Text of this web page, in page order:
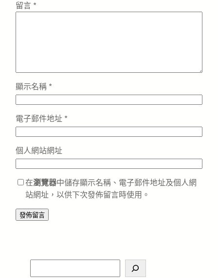
留言 *
顯示名稱 *
電子郵件地址 *
個人網站網址
在瀏覽器中儲存顯示名稱、電子郵件地址及個人網
站網址，以供下次發佈留言時使用。